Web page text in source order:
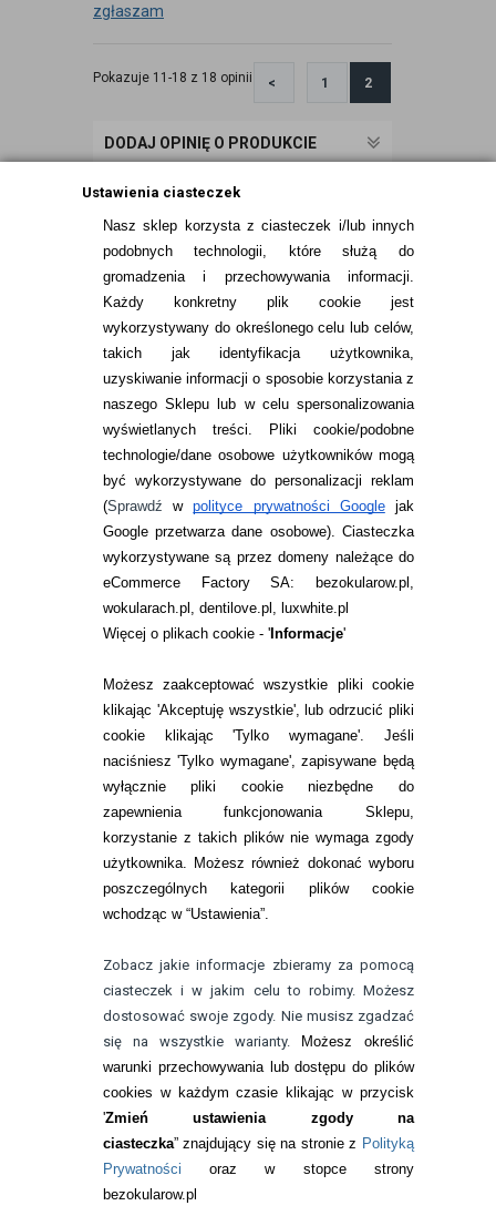
Ustawienia ciasteczek
Nasz sklep korzysta z ciasteczek i/lub innych
podobnych technologii, które służą do
gromadzenia i przechowywania informacji.
Każdy konkretny plik cookie jest
wykorzystywany do określonego celu lub celów,
takich jak identyfikacja użytkownika,
uzyskiwanie informacji o sposobie korzystania z
naszego Sklepu lub w celu spersonalizowania
wyświetlanych treści.
Pliki cookie/podobne
technologie/dane osobowe użytkowników mogą
być wykorzystywane do personalizacji reklam
(Sprawdźwpolityce prywatności Googlejak
Google przetwarza dane osobowe). Ciasteczka
wykorzystywane są przez domeny należące do
eCommerce Factory SA: bezokularow.pl,
wokularach.pl, dentilove.pl, luxwhite.pl
Więcej o plikach cookie - 'Informacje'
Możesz zaakceptować wszystkie pliki cookie
klikając 'Akceptuję wszystkie', lub odrzucić pliki
cookie klikając 'Tylko wymagane'. Jeśli
naciśniesz 'Tylko wymagane', zapisywane będą
wyłącznie pliki cookie niezbędne do
zapewnienia funkcjonowania Sklepu,
korzystanie z takich plików nie wymaga zgody
użytkownika. Możesz również dokonać wyboru
poszczególnych kategorii plików cookie
wchodząc w “Ustawienia”.
Zobacz jakie informacje zbieramy za pomocą
ciasteczek i w jakim celu to robimy. Możesz
dostosować swoje zgody. Nie musisz zgadzać
się na wszystkie warianty.
Możesz określić
warunki przechowywania lub dostępu do plików
cookies w każdym czasie klikając w przycisk
'Zmień ustawienia zgody na
ciasteczka” znajdujący się na stronie z Polityką
Prywatności oraz w stopce strony
bezokularow.pl
zgłaszam
Pokazuje 11-18 z 18 opinii < 1 2
DODAJ OPINIĘ O PRODUKCIE
INFORMACJE KONTAKTOWE
JAK ZAMAWIAĆ?
ZWROTY I REKLAMACJA
WARUNKI ZAKUPÓW
RANKINGI SOCZEWEK
SOCZEWKI KOLOROWE
Zwrot (odstąpienie od umowy)
ZMIEŃ USTAWIENIA ZGODY NA CIASTECZKA
KONTAKT
telefon:
22 113 44 42
telefon:
732 08 08 72
kontakt@bezokularow.pl